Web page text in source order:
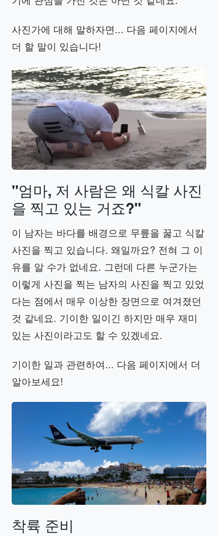
사진가에 대해 말하자면... 다음 페이지에서
더 할 말이 있습니다!
"엄마, 저 사람은 왜 식칼 사진
을 찍고 있는 거죠?"
이 남자는 바다를 배경으로 무릎을 꿇고 식칼
사진을 찍고 있습니다. 왜일까요? 전혀 그 이
유를 알 수가 없네요. 그런데 다른 누군가는
이렇게 사진을 찍는 남자의 사진을 찍고 있었
다는 점에서 매우 이상한 장면으로 여겨졌던
것 같네요. 기이한 일이긴 하지만 매우 재미
있는 사진이라고도 할 수 있겠네요.
기이한 일과 관련하여... 다음 페이지에서 더
알아보세요!
착륙 준비